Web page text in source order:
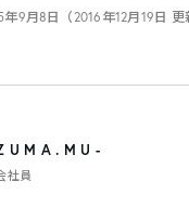
年9月8日（2016年12月19日 更
U M A . M U -
社員